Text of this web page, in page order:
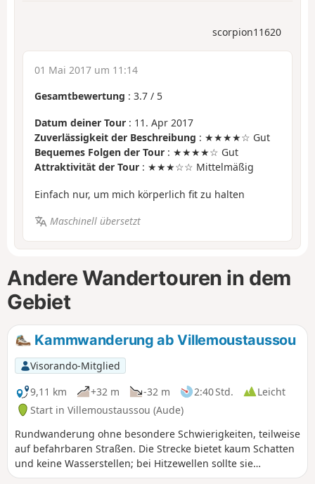
scorpion11620
01 Mai 2017 um 11:14
Gesamtbewertung : 3.7 / 5
Datum deiner Tour : 11. Apr 2017
Zuverlässigkeit der Beschreibung : ★★★★☆ Gut
Bequemes Folgen der Tour : ★★★★☆ Gut
Attraktivität der Tour : ★★★☆☆ Mittelmäßig
Einfach nur, um mich körperlich fit zu halten
Maschinell übersetzt
Andere Wandertouren in dem
Gebiet
Kammwanderung ab Villemoustaussou
Visorando-Mitglied
9,11 km
+32 m -32 m 2:40 Std.
Leicht
Start in Villemoustaussou (Aude)
Rundwanderung ohne besondere Schwierigkeiten, teilweise
auf befahrbaren Straßen. Die Strecke bietet kaum Schatten
und keine Wasserstellen; bei Hitzewellen sollte sie
vermieden werden. Schöne Ausblicke auf die Montagne